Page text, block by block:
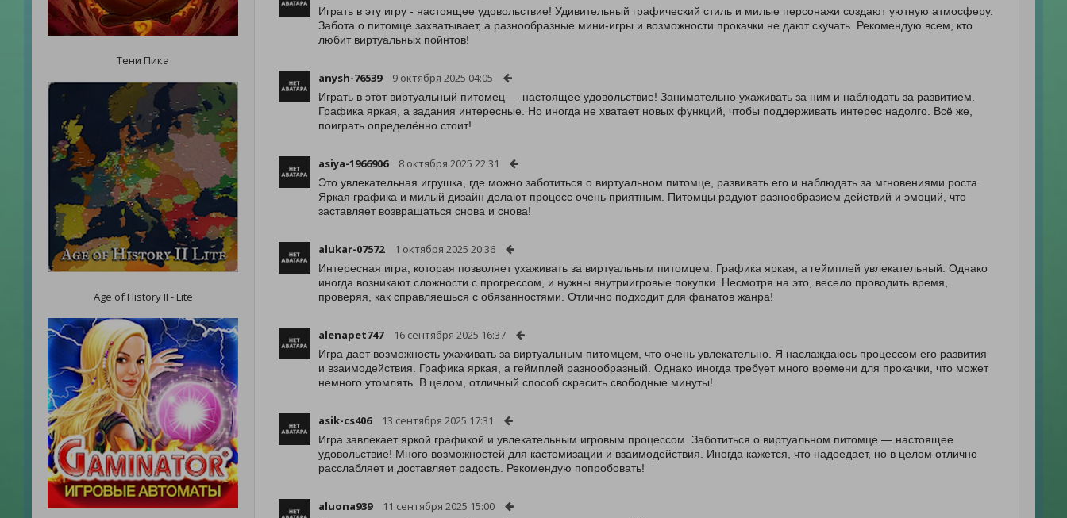
Тени Пика
Age of History II - Lite
Играть в эту игру - настоящее удовольствие! Удивительный графический стиль и милые персонажи создают уютную атмосферу.
Забота о питомце захватывает, а разнообразные мини-игры и возможности прокачки не дают скучать. Рекомендую всем, кто
любит виртуальных пойнтов!
anysh-76539 9 октября 2025 04:05
Играть в этот виртуальный питомец — настоящее удовольствие! Занимательно ухаживать за ним и наблюдать за развитием.
Графика яркая, а задания интересные. Но иногда не хватает новых функций, чтобы поддерживать интерес надолго. Всё же,
поиграть определённо стоит!
asiya-1966906 8 октября 2025 22:31
Это увлекательная игрушка, где можно заботиться о виртуальном питомце, развивать его и наблюдать за мгновениями роста.
Яркая графика и милый дизайн делают процесс очень приятным. Питомцы радуют разнообразием действий и эмоций, что
заставляет возвращаться снова и снова!
alukar-07572 1 октября 2025 20:36
Интересная игра, которая позволяет ухаживать за виртуальным питомцем. Графика яркая, а геймплей увлекательный. Однако
иногда возникают сложности с прогрессом, и нужны внутриигровые покупки. Несмотря на это, весело проводить время,
проверяя, как справляешься с обязанностями. Отлично подходит для фанатов жанра!
alenapet747 16 сентября 2025 16:37
Игра дает возможность ухаживать за виртуальным питомцем, что очень увлекательно. Я наслаждаюсь процессом его развития
и взаимодействия. Графика яркая, а геймплей разнообразный. Однако иногда требует много времени для прокачки, что может
немного утомлять. В целом, отличный способ скрасить свободные минуты!
asik-cs406 13 сентября 2025 17:31
Игра завлекает яркой графикой и увлекательным игровым процессом. Заботиться о виртуальном питомце — настоящее
удовольствие! Много возможностей для кастомизации и взаимодействия. Иногда кажется, что надоедает, но в целом отлично
расслабляет и доставляет радость. Рекомендую попробовать!
aluona939 11 сентября 2025 15:00